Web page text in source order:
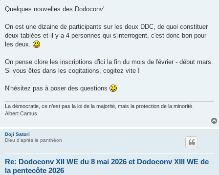
s
g
Quelques nouvelles des Dodoconv'
On est une dizaine de participants sur les deux DDC, de quoi constituer
deux tablées et il y a 4 personnes qui s'interrogent, c'est donc bon pour
les deux.
On pense clore les inscriptions d'ici la fin du mois de février - début mars.
Si vous êtes dans les cogitations, cogitez vite !
N'hésitez pas à poser des questions
La démocratie, ce n’est pas la loi de la majorité, mais la protection de la minorité.
Albert Camus
Doji Satori
Dieu d'après le panthéon
Re: Dodoconv XII WE du 8 mai 2026 et Dodoconv XIII WE de
la pentecôte 2026